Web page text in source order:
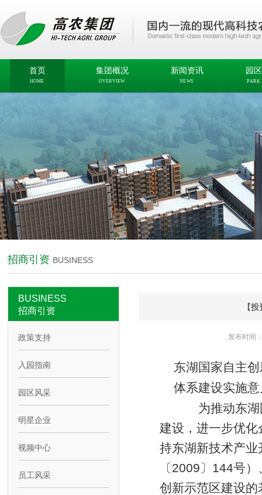
首页
HOME
集团概况
OVERVIEW
新闻资讯
NEWS
园
PARK
招商引资 BUSINESS
BUSINESS
招商引资
政策支持
入园指南
园区风采
明星企业
视频中心
员工风采
【
发布时间
东湖国家自主
体系建设实施意
为推动东湖国
建设，进一步优
持东湖新技术产
〔2009〕144号
创新示范区建设